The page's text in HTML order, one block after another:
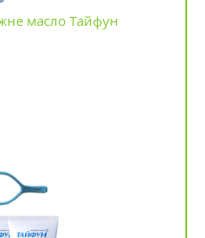
масло Тайфун